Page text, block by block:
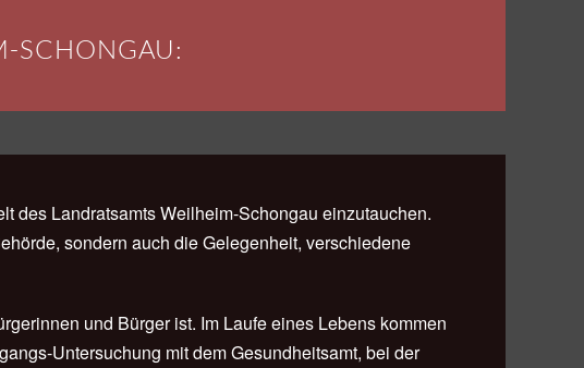
SCHONGAU:
des Landratsamts Weilheim-Schongau einzutauchen.
sondern auch die Gelegenheit, verschiedene
und Bürger ist. Im Laufe eines Lebens kommen
Untersuchung mit dem Gesundheitsamt, bei der